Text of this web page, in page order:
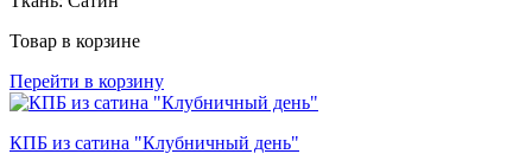
Товар в корзине
Перейти в корзину
КПБ из сатина "Клубничный день"